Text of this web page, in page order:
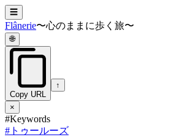
☰
Flânerie〜心のままに歩く旅〜
🌐
Copy URL
↑
×
#Keywords
# トゥールーズ